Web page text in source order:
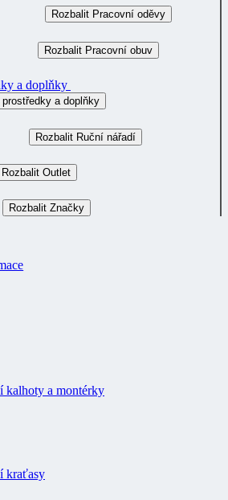
Rozbalit Pracovní oděvy
Rozbalit Pracovní obuv
a doplňky
a doplňky
Rozbalit Ruční nářadí
Rozbalit Outlet
Rozbalit Značky
kalhoty a montérky
kraťasy